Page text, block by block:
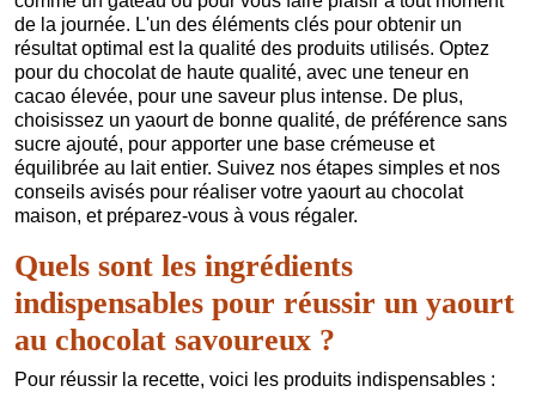
de la journée. L'un des éléments clés pour obtenir un
résultat optimal est la qualité des produits utilisés. Optez
pour du chocolat de haute qualité, avec une teneur en
cacao élevée, pour une saveur plus intense. De plus,
choisissez un yaourt de bonne qualité, de préférence sans
sucre ajouté, pour apporter une base crémeuse et
équilibrée au lait entier. Suivez nos étapes simples et nos
conseils avisés pour réaliser votre yaourt au chocolat
maison, et préparez-vous à vous régaler.
Quels sont les ingrédients
indispensables pour réussir un yaourt
au chocolat savoureux ?
Pour réussir la recette, voici les produits indispensables :